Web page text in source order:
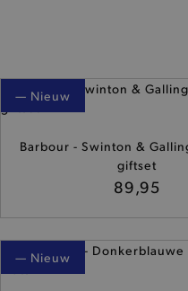
— Nieuw
Barbour - Swinton &
giftset
89,95
— Nieuw